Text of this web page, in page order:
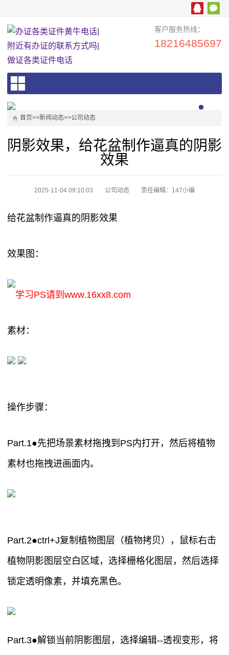
客户服务热线：
18216485697
首页>>新闻动态>>公司动态
阴影效果，给花盆制作逼真的阴影
效果
2025-11-04 09:10:03 公司动态 责任编辑：147小编
给花盆制作逼真的阴影效果
效果图：
学习PS请到www.16xx8.com
素材：
操作步骤：
Part.1●先把场景素材拖拽到PS内打开，然后将植物
素材也拖拽进画面内。
Part.2●ctrl+J复制植物图层（植物拷贝），鼠标右击
植物阴影图层空白区域，选择栅格化图层，然后选择
锁定透明像素，并填充黑色。
Part.3●解锁当前阴影图层，选择编辑--透视变形，将